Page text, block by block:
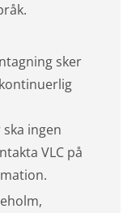
sker
ingen
VLC på